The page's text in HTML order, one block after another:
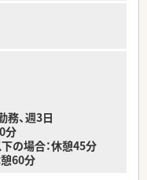
ており、経験豊富なスタッ
一丸となって業務に取り組
、週3日
分
の場合：休憩45分
60分